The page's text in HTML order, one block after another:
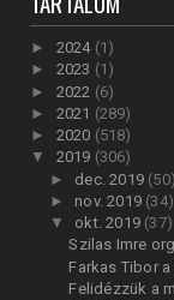
► 2024 (1)
► 2023 (1)
► 2022 (6)
► 2021 (289)
► 2020 (518)
▼ 2019 (306)
► dec. 2019 (50)
► nov. 2019 (34)
▼ okt. 2019 (37)
Szilas Imre
Farkas Tibor
Felidézzük a